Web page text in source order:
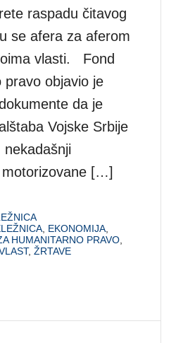
raspadu čitavog
se afera za aferom
vlasti. Fond
pravo objavio je
da je
Vojske Srbije
nekadašnji
motorizovane […]
, EKONOMIJA,
HUMANITARNO PRAVO,
,ŽRTAVE